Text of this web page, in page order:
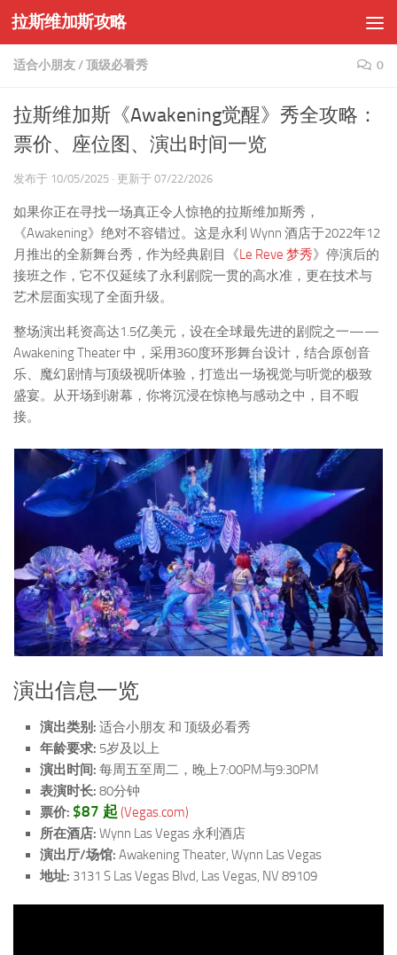
Skip to content
拉斯维加斯攻略
适合小朋友/顶级必看秀 0
拉斯维加斯《Awakening觉醒》秀全攻略：
票价、座位图、演出时间一览
发布于 10/05/2025 · 更新于 07/22/2026
如果你正在寻找一场真正令人惊艳的拉斯维加斯秀，
《Awakening》绝对不容错过。这是永利 Wynn 酒店于2022年12
月推出的全新舞台秀，作为经典剧目《Le Reve 梦秀》停演后的
接班之作，它不仅延续了永利剧院一贯的高水准，更在技术与
艺术层面实现了全面升级。
整场演出耗资高达1.5亿美元，设在全球最先进的剧院之一——
Awakening Theater 中，采用360度环形舞台设计，结合原创音
乐、魔幻剧情与顶级视听体验，打造出一场视觉与听觉的极致
盛宴。从开场到谢幕，你将沉浸在惊艳与感动之中，目不暇
接。
演出信息一览
演出类别: 适合小朋友 和 顶级必看秀
年龄要求: 5岁及以上
演出时间: 每周五至周二，晚上7:00PM与9:30PM
表演时长: 80分钟
票价: $87 起 (Vegas.com)
所在酒店: Wynn Las Vegas 永利酒店
演出厅/场馆: Awakening Theater, Wynn Las Vegas
地址: 3131 S Las Vegas Blvd, Las Vegas, NV 89109